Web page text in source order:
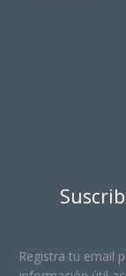
Registra tu email